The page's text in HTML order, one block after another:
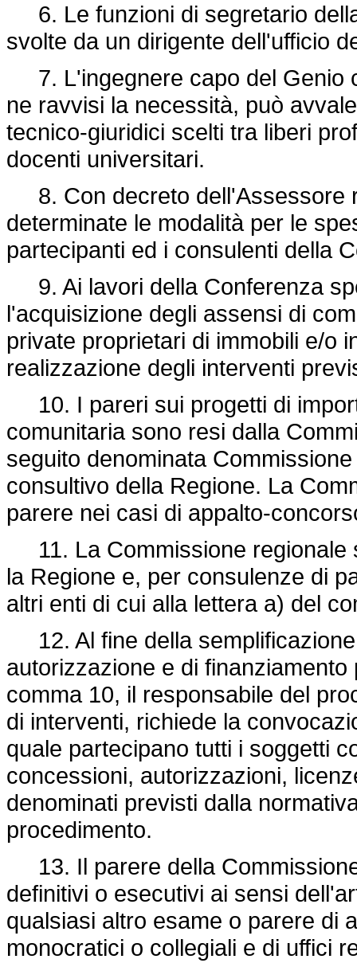
6. Le funzioni di segretario
svolte da un dirigente dell'ufficio
7. L'ingegnere capo del Genio
ne ravvisi la necessità, può
tecnico-giuridici scelti tra liberi
docenti universitari.
8. Con decreto dell'Assessore
determinate le modalità per le
partecipanti ed i consulenti della
9. Ai lavori della Conferenza
l'acquisizione degli assensi di
private proprietari di immobili e/o
realizzazione degli interventi
10. I pareri sui progetti di
comunitaria sono resi dalla
seguito denominata
consultivo della Regione. La
parere nei casi di appalto-
11. La Commissione regionale
la Regione e, per consulenze di
altri enti di cui alla lettera a) del
12. Al fine della
autorizzazione e di
comma 10, il responsabile del
di interventi, richiede la
quale partecipano tutti i soggetti
concessioni, autorizzazioni,
denominati previsti dalla
procedimento.
13. Il parere della
definitivi o esecutivi ai sensi
qualsiasi altro esame o parere di
monocratici o collegiali e di uffici